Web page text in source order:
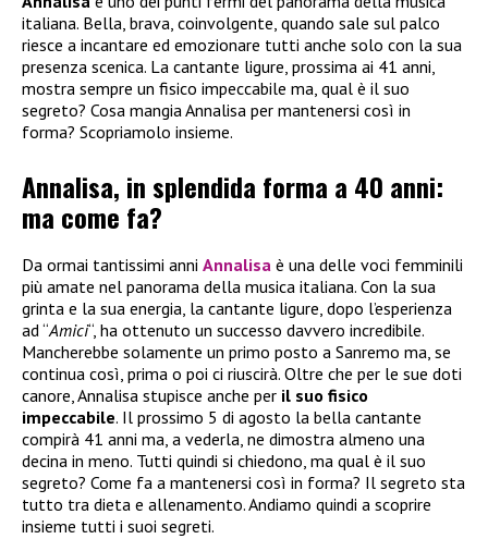
italiana. Bella, brava, coinvolgente, quando sale sul palco
riesce a incantare ed emozionare tutti anche solo con la sua
presenza scenica. La cantante ligure, prossima ai 41 anni,
mostra sempre un fisico impeccabile ma, qual è il suo
segreto? Cosa mangia Annalisa per mantenersi così in
forma? Scopriamolo insieme.
Annalisa, in splendida forma a 40 anni:
ma come fa?
Da ormai tantissimi anni Annalisa è una delle voci femminili
più amate nel panorama della musica italiana. Con la sua
grinta e la sua energia, la cantante ligure, dopo l’esperienza
ad “Amici“, ha ottenuto un successo davvero incredibile.
Mancherebbe solamente un primo posto a Sanremo ma, se
continua così, prima o poi ci riuscirà. Oltre che per le sue doti
canore, Annalisa stupisce anche per il suo fisico
impeccabile. Il prossimo 5 di agosto la bella cantante
compirà 41 anni ma, a vederla, ne dimostra almeno una
decina in meno. Tutti quindi si chiedono, ma qual è il suo
segreto? Come fa a mantenersi così in forma? Il segreto sta
tutto tra dieta e allenamento. Andiamo quindi a scoprire
insieme tutti i suoi segreti.